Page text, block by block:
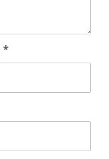
*